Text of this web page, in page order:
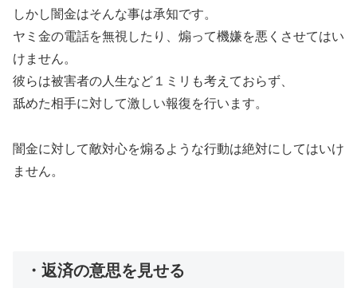
しかし闇金はそんな事は承知です。
ヤミ金の電話を無視したり、煽って機嫌を悪くさせてはい
けません。
彼らは被害者の人生など１ミリも考えておらず、
舐めた相手に対して激しい報復を行います。
闇金に対して敵対心を煽るような行動は絶対にしてはいけ
ません。
・返済の意思を見せる